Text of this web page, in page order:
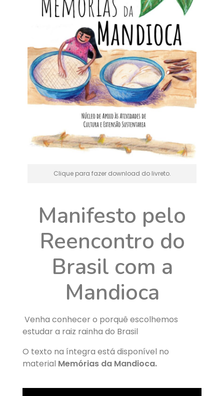
Clique para fazer download do livreto.
Manifesto pelo
Reencontro do
Brasil com a
Mandioca
Venha conhecer o porquê escolhemos
estudar a raiz rainha do Brasil
O texto na íntegra está disponível no
material Memórias da Mandioca.